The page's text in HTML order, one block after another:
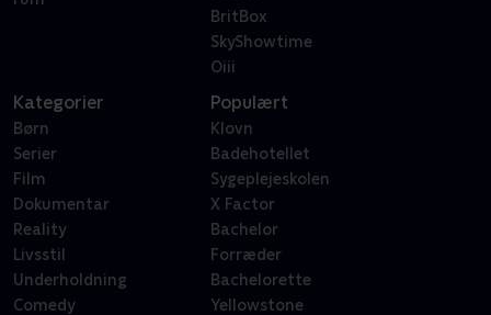
BritBox
SkyShowtime
Oiii
Kategorier
Børn
Serier
Film
Dokumentar
Reality
Livsstil
Underholdning
Comedy
Populært
Klovn
Badehotellet
Sygeplejeskolen
X Factor
Bachelor
Forræder
Bachelorette
Yellowstone